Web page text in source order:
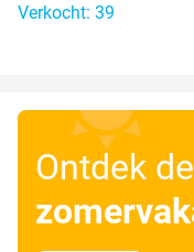
Verkocht: 39
Ontdek